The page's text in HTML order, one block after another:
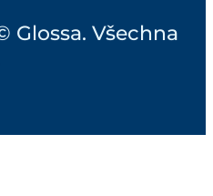
Glossa. Všechna